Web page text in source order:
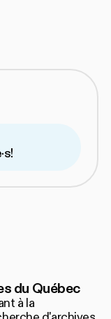
du Québec
à la